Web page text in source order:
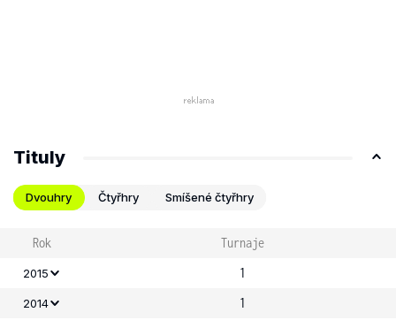
Tituly
Dvouhry Čtyřhry Smíšené čtyřhry
Rok Turnaje
2015 1
2014 1